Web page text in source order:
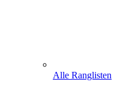
Alle Ranglisten